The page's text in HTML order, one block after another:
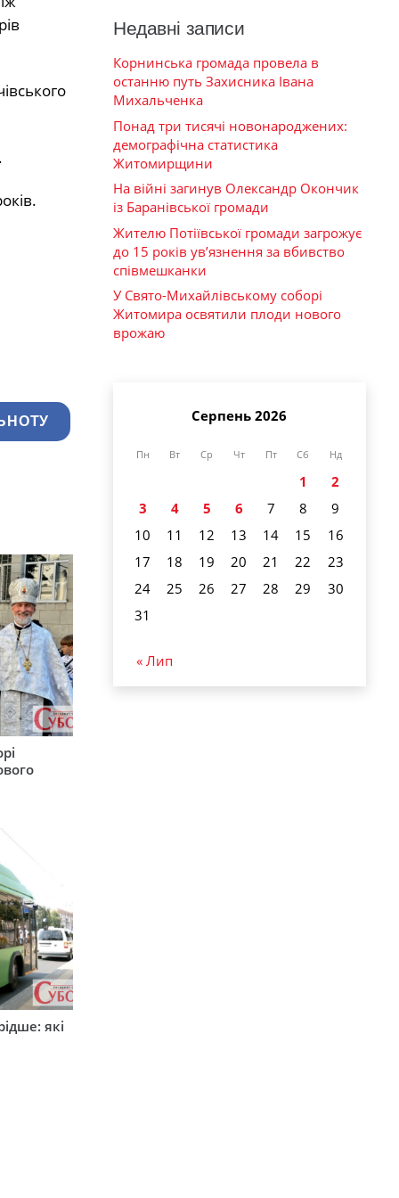
які
Недавні записи
Корнинська громада провела в
останню путь Захисника Івана
Михальченка
Понад три тисячі новонароджених:
демографічна статистика
Житомирщини
На війні загинув Олександр Окончик
із Баранівської громади
Жителю Потіївської громади загрожує
до 15 років ув’язнення за вбивство
співмешканки
У Свято-Михайлівському соборі
Житомира освятили плоди нового
врожаю
Серпень 2026
Пн Вт Ср Чт Пт Сб Нд
1
2
3
4 5 6 7 8
9
10
11 12 13 14 15
16
17
18 19 20 21 22
23
24
25 26 27 28 29
30
31
« Лип